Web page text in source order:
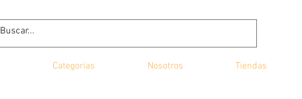
Categorías Nosotros Tiendas